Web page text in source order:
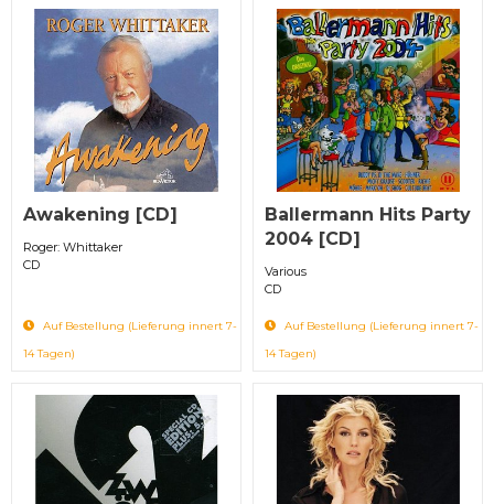
Awakening [CD]
Roger: Whittaker
CD
Auf Bestellung (Lieferung innert 7-
14 Tagen)
Ballermann Hits Party
2004 [CD]
Various
CD
Auf Bestellung (Lieferung innert 7-
14 Tagen)